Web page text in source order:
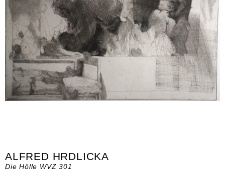
ALFRED HRDLICKA
Die Hölle WVZ 301